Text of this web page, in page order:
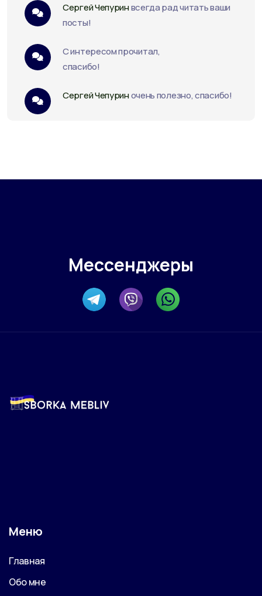
Сергей Чепуринвсегда рад читать ваши
посты!
С интересом прочитал,
спасибо!
Сергей Чепуриночень полезно, спасибо!
Мессенджеры
Меню
Главная
Обо мне